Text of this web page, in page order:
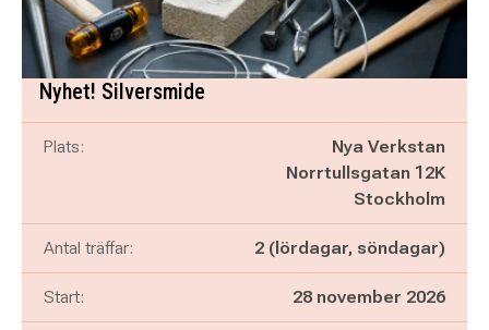
Nyhet! Silversmide
Plats:
Nya Verkstan
Norrtullsgatan 12K
Stockholm
Antal träffar: 2 (lördagar, söndagar)
Start: 28 november 2026